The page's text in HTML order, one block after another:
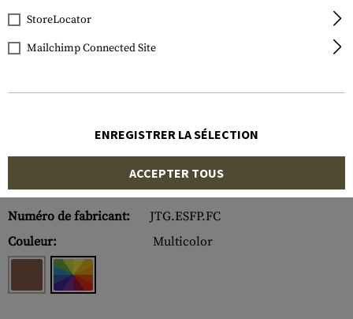
Numéro d'article:
10195250000
Numéro de fabricant:
JTG.ESFP.FC
Couleur:
Multicolor
StoreLocator
Mailchimp Connected Site
ENREGISTRER LA SÉLECTION
ACCEPTER TOUS